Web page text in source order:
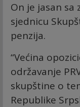
On je jasan sa
sjednicu
penzija.
“Većina
održavanje
skupštine o
Republike